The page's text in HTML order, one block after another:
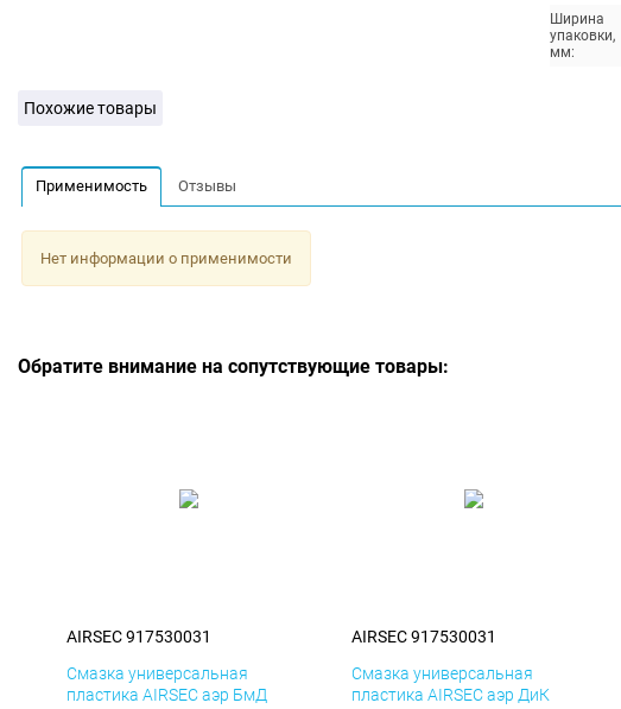
Ширина
упаковки,
мм:
Похожие товары
Применимость Отзывы
Нет информации о применимости
Обратите внимание на сопутствующие товары:
AIRSEC 917530031
Смазка универсальная
пластика AIRSEC аэр БмД
AIRSEC 917530031
Смазка универсальная
пластика AIRSEC аэр ДиК